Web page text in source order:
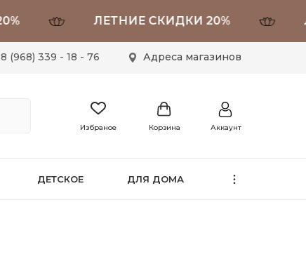
ЛЕТНИЕ СКИДКИ 20%
Адреса магазинов
8 (968) 339 - 18 - 76
ДЕТСКОЕ ДЛЯ ДОМА
Аккаунт
Корзина
Избраное